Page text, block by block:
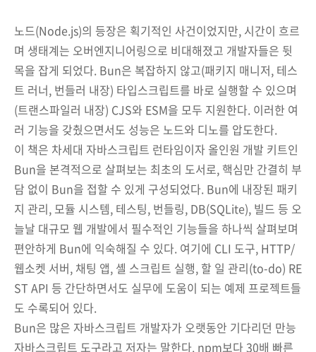
노드(Node.js)의 등장은 획기적인 사건이었지만, 시간이 흐르
며 생태계는 오버엔지니어링으로 비대해졌고 개발자들은 뒷
목을 잡게 되었다. Bun은 복잡하지 않고(패키지 매니저, 테스
트 러너, 번들러 내장) 타입스크립트를 바로 실행할 수 있으며
(트랜스파일러 내장) CJS와 ESM을 모두 지원한다. 이러한 여
러 기능을 갖췄으면서도 성능은 노드와 디노를 압도한다.
이 책은 차세대 자바스크립트 런타임이자 올인원 개발 키트인
Bun을 본격적으로 살펴보는 최초의 도서로, 핵심만 간결히 부
담 없이 Bun을 접할 수 있게 구성되었다. Bun에 내장된 패키
지 관리, 모듈 시스템, 테스팅, 번들링, DB(SQLite), 빌드 등 오
늘날 대규모 웹 개발에서 필수적인 기능들을 하나씩 살펴보며
편안하게 Bun에 익숙해질 수 있다. 여기에 CLI 도구, HTTP/
웹소켓 서버, 채팅 앱, 셸 스크립트 실행, 할 일 관리(to-do) RE
ST API 등 간단하면서도 실무에 도움이 되는 예제 프로젝트들
도 수록되어 있다.
Bun은 많은 자바스크립트 개발자가 오랫동안 기다리던 만능
자바스크립트 도구라고 저자는 말한다. npm보다 30배 빠른